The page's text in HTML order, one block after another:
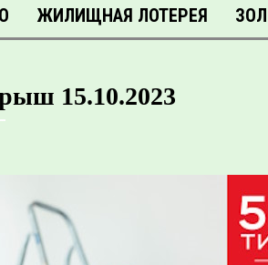
ЖИЛИЩНАЯ ЛОТЕРЕЯ
15.10.2023